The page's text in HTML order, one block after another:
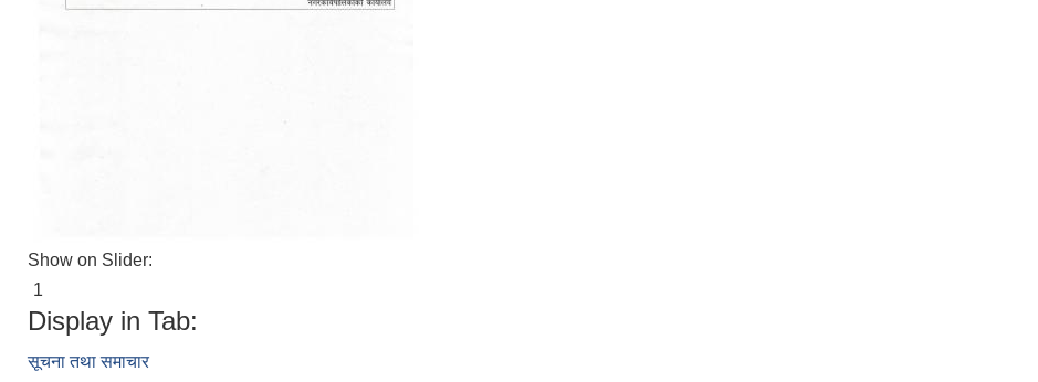
Show on Slider:
1
Display in Tab:
सूचना तथा समाचार